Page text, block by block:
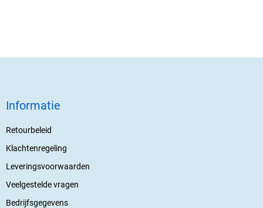
Informatie
Retourbeleid
Klachtenregeling
Leveringsvoorwaarden
Veelgestelde vragen
Bedrijfsgegevens